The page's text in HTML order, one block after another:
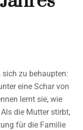
zu behaupten:
eine Schar von
lernt sie, wie
die Mutter stirbt,
für die Familie